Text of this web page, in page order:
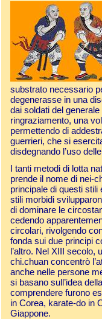
substrato necessario
degenerasse in una
dai soldati del
ringraziamento, una
permettendo di
guerrieri, che si
disdegnando l’uso
I tanti metodi di lotta
prende il nome di nei-
principale di questi stili
stili morbidi
di dominare le
cedendo
circolari, rivolgendo
fonda sui due principi
l’altro. Nel XIII secolo,
chi.chuan concentrò
anche nelle persone
si basano sull’idea
comprendere furono
in Corea, karate-do in
Giappone.